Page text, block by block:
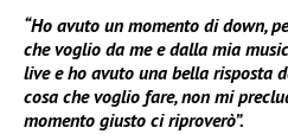
“Ho avuto un momento di down,
che voglio da me e dalla mia
live e ho avuto una bella risposta
cosa che voglio fare, non mi
momento giusto ci riproverò”.